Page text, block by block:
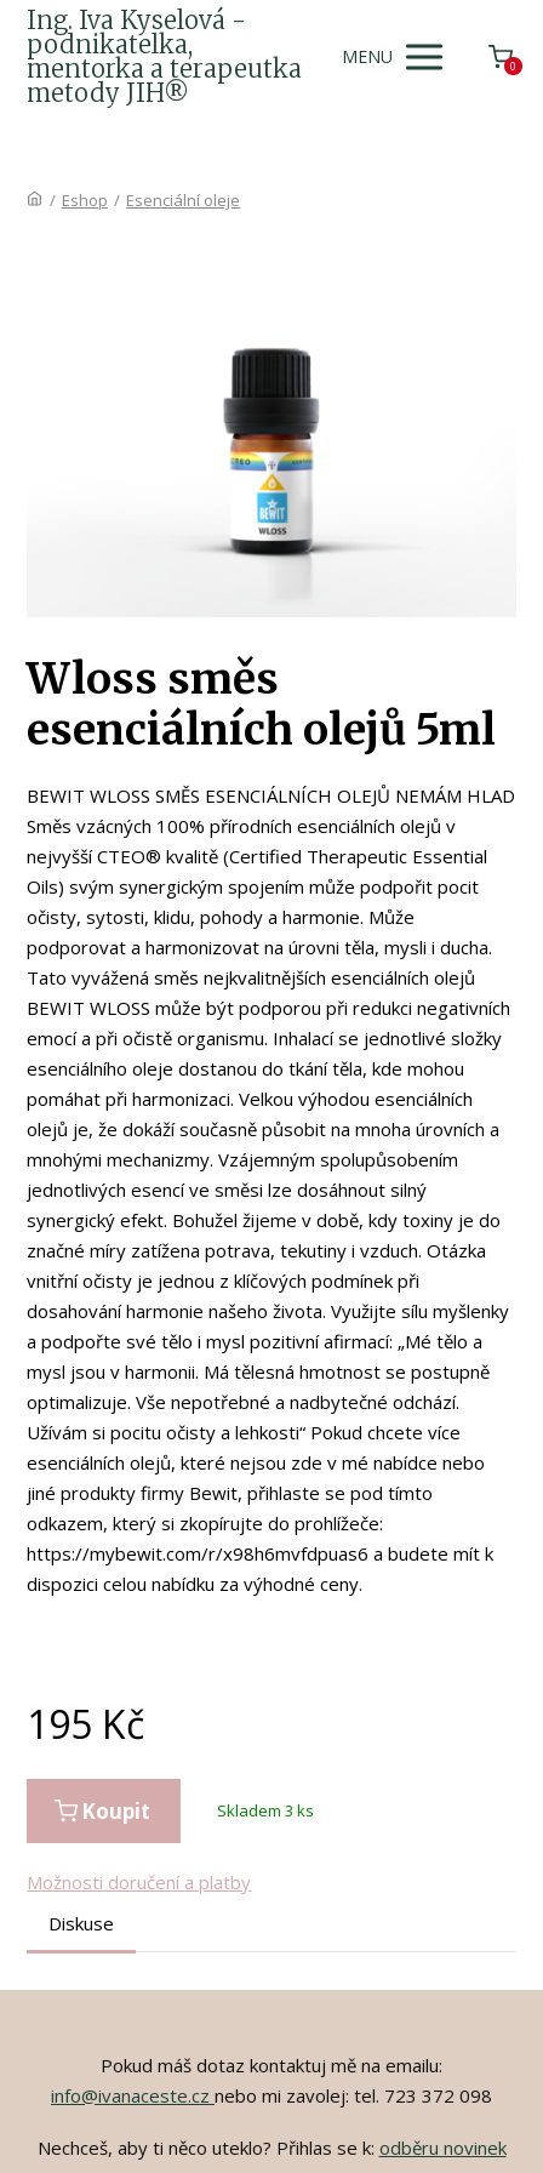
Ing. Iva Kyselová -
podnikatelka,
mentorka a terapeutka
metody JIH®
MENU 0
/ Eshop / Esenciální oleje
Wloss směs
esenciálních olejů 5ml
BEWIT WLOSS SMĚS ESENCIÁLNÍCH OLEJŮ NEMÁM HLAD
Směs vzácných 100% přírodních esenciálních olejů v
nejvyšší CTEO® kvalitě (Certified Therapeutic Essential
Oils) svým synergickým spojením může podpořit pocit
očisty, sytosti, klidu, pohody a harmonie. Může
podporovat a harmonizovat na úrovni těla, mysli i ducha.
Tato vyvážená směs nejkvalitnějších esenciálních olejů
BEWIT WLOSS může být podporou při redukci negativních
emocí a při očistě organismu. Inhalací se jednotlivé složky
esenciálního oleje dostanou do tkání těla, kde mohou
pomáhat při harmonizaci. Velkou výhodou esenciálních
olejů je, že dokáží současně působit na mnoha úrovních a
mnohými mechanizmy. Vzájemným spolupůsobením
jednotlivých esencí ve směsi lze dosáhnout silný
synergický efekt. Bohužel žijeme v době, kdy toxiny je do
značné míry zatížena potrava, tekutiny i vzduch. Otázka
vnitřní očisty je jednou z klíčových podmínek při
dosahování harmonie našeho života. Využijte sílu myšlenky
a podpořte své tělo i mysl pozitivní afirmací: „Mé tělo a
mysl jsou v harmonii. Má tělesná hmotnost se postupně
optimalizuje. Vše nepotřebné a nadbytečné odchází.
Užívám si pocitu očisty a lehkosti“ Pokud chcete více
esenciálních olejů, které nejsou zde v mé nabídce nebo
jiné produkty firmy Bewit, přihlaste se pod tímto
odkazem, který si zkopírujte do prohlížeče:
https://mybewit.com/r/x98h6mvfdpuas6 a budete mít k
dispozici celou nabídku za výhodné ceny.
195 Kč
Koupit Skladem 3 ks
Možnosti doručení a platby
Diskuse
Pokud máš dotaz kontaktuj mě na emailu:
info@ivanaceste.cz nebo mi zavolej: tel. 723 372 098
Nechceš, aby ti něco uteklo? Přihlas se k: odběru novinek